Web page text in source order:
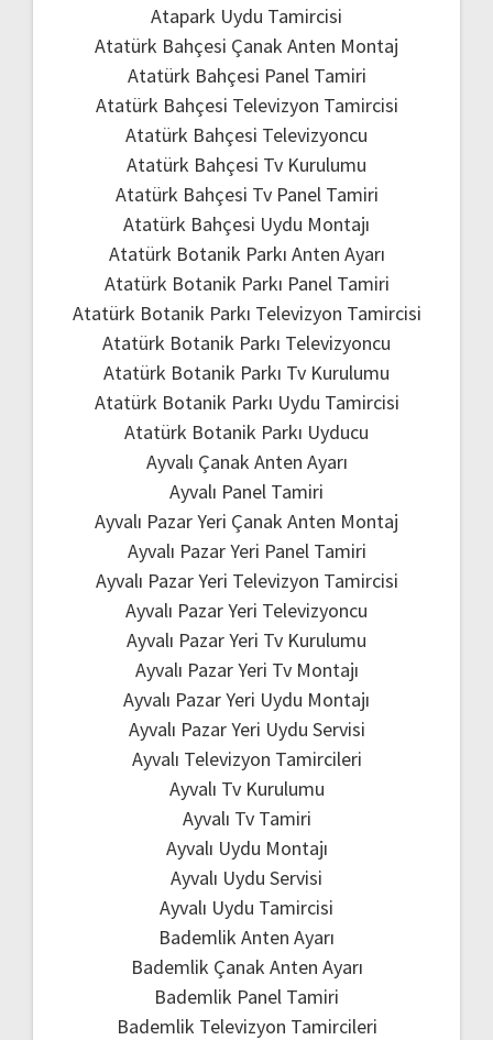
Atapark Uydu Tamircisi
Atatürk Bahçesi Çanak Anten Montaj
Atatürk Bahçesi Panel Tamiri
Atatürk Bahçesi Televizyon Tamircisi
Atatürk Bahçesi Televizyoncu
Atatürk Bahçesi Tv Kurulumu
Atatürk Bahçesi Tv Panel Tamiri
Atatürk Bahçesi Uydu Montajı
Atatürk Botanik Parkı Anten Ayarı
Atatürk Botanik Parkı Panel Tamiri
Atatürk Botanik Parkı Televizyon Tamircisi
Atatürk Botanik Parkı Televizyoncu
Atatürk Botanik Parkı Tv Kurulumu
Atatürk Botanik Parkı Uydu Tamircisi
Atatürk Botanik Parkı Uyducu
Ayvalı Çanak Anten Ayarı
Ayvalı Panel Tamiri
Ayvalı Pazar Yeri Çanak Anten Montaj
Ayvalı Pazar Yeri Panel Tamiri
Ayvalı Pazar Yeri Televizyon Tamircisi
Ayvalı Pazar Yeri Televizyoncu
Ayvalı Pazar Yeri Tv Kurulumu
Ayvalı Pazar Yeri Tv Montajı
Ayvalı Pazar Yeri Uydu Montajı
Ayvalı Pazar Yeri Uydu Servisi
Ayvalı Televizyon Tamircileri
Ayvalı Tv Kurulumu
Ayvalı Tv Tamiri
Ayvalı Uydu Montajı
Ayvalı Uydu Servisi
Ayvalı Uydu Tamircisi
Bademlik Anten Ayarı
Bademlik Çanak Anten Ayarı
Bademlik Panel Tamiri
Bademlik Televizyon Tamircileri